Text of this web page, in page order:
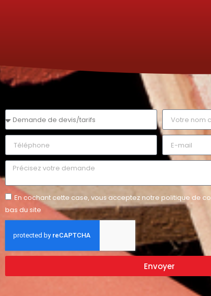
En cochant cette case, vous acceptez notre politique de
bas du site
Envoyer